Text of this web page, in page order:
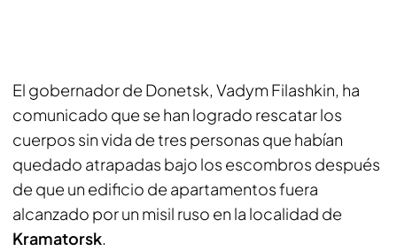
El gobernador de Donetsk, Vadym Filashkin, ha
comunicado que se han logrado rescatar los
cuerpos sin vida de tres personas que habían
quedado atrapadas bajo los escombros después
de que un edificio de apartamentos fuera
alcanzado por un misil ruso en la localidad de
Kramatorsk.